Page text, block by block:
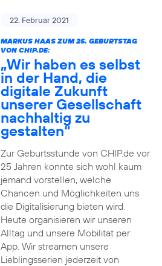
22. Februar 2021
MARKUS HAAS ZUM 25. GEBURTSTAG
VON CHIP.DE:
„Wir haben es selbst
in der Hand, die
digitale Zukunft
unserer Gesellschaft
nachhaltig zu
gestalten“
Zur Geburtsstunde von CHIP.de vor
25 Jahren konnte sich wohl kaum
jemand vorstellen, welche
Chancen und Möglichkeiten uns
die Digitalisierung bieten wird.
Heute organisieren wir unseren
Alltag und unsere Mobilität per
App. Wir streamen unsere
Lieblingsserien jederzeit von